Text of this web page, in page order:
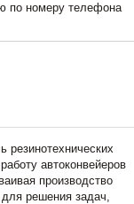
по номеру телефона
резинотехнических
автоконвейеров
производство
решения задач,